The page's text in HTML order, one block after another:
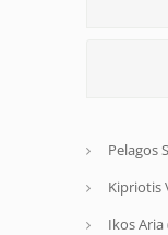
Pelagos
Kipriotis
Ikos Aria